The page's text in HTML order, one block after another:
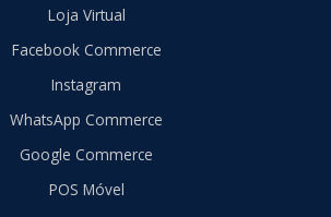
Loja Virtual
Facebook Commerce
Instagram
WhatsApp Commerce
Google Commerce
POS Móvel